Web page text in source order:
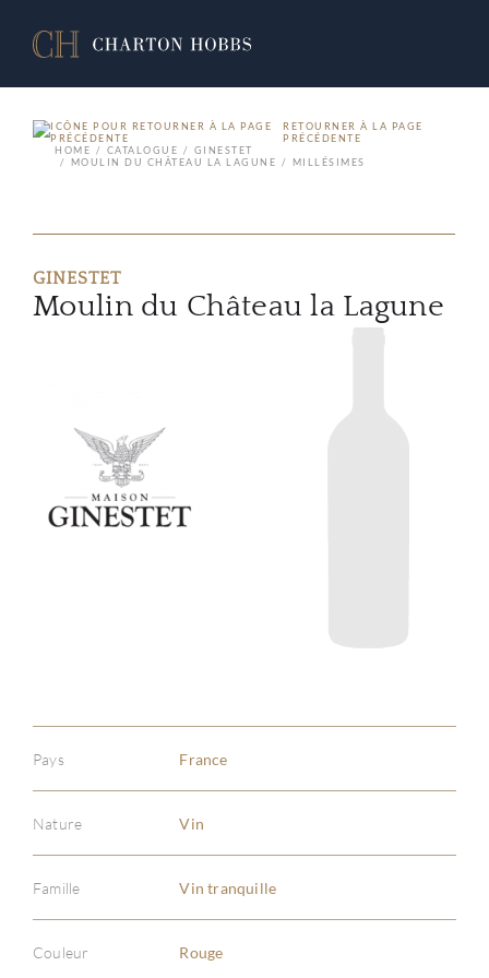
RETOURNER À LA PAGE
PRÉCÉDENTE
HOME
CATALOGUE
GINESTET
MOULIN DU CHÂTEAU LA LAGUNE
MILLÉSIMES
GINESTET
Moulin du Château la Lagune
Pays France
Nature Vin
Famille Vin tranquille
Couleur Rouge